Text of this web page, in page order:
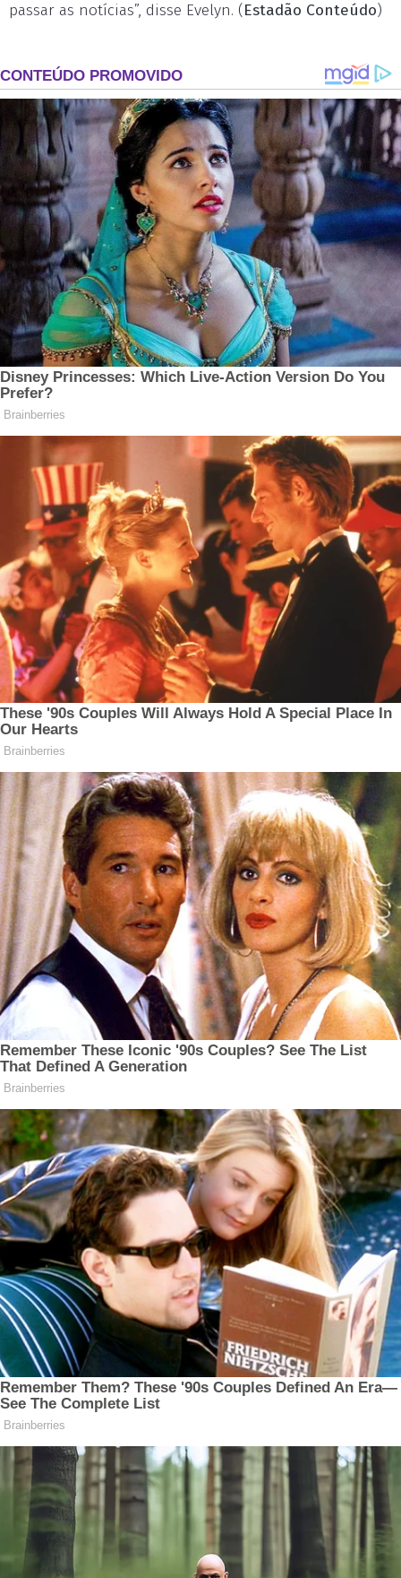
passar as notícias”, disse Evelyn. (Estadão Conteúdo)